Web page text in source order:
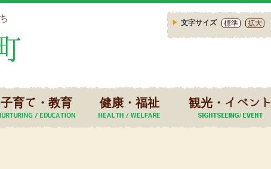
文字サイズ 標準 拡大
子育て・教育 健康・福祉 観光・イベント